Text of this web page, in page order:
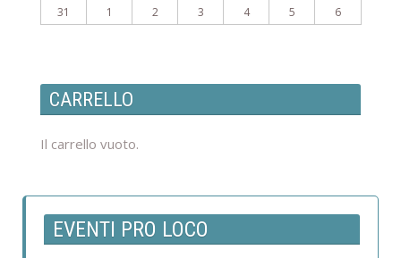
31
1 2 3 4 5 6
CARRELLO
Il carrello vuoto.
EVENTI PRO LOCO